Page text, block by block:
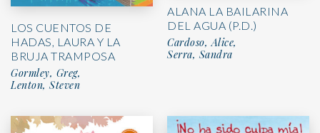
LOS CUENTOS DE
HADAS, LAURA Y LA
BRUJA TRAMPOSA
Gormley, Greg,
Lenton, Steven
ALANA LA BAILARINA
DEL AGUA (P.D.)
Cardoso, Alice,
Serra, Sandra